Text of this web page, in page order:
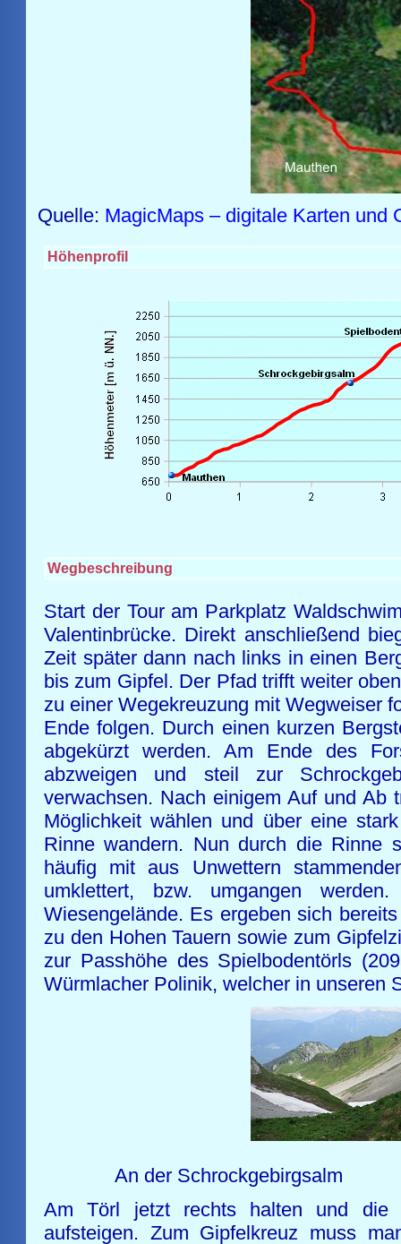
Quelle: MagicMaps – digitale Karten und
Höhenprofil
Wegbeschreibung
Start der Tour am Parkplatz
Valentinbrücke. Direkt anschließend
Zeit später dann nach links in einen
bis zum Gipfel. Der Pfad trifft weiter
zu einer Wegekreuzung mit Wegweiser
Ende folgen. Durch einen kurzen
abgekürzt werden. Am Ende des
abzweigen und steil zur
verwachsen. Nach einigem Auf und Ab
Möglichkeit wählen und über eine
Rinne wandern. Nun durch die Rinne
häufig mit aus Unwettern
umklettert, bzw. umgangen
Wiesengelände. Es ergeben sich
zu den Hohen Tauern sowie zum
zur Passhöhe des Spielbodentörls
Würmlacher Polinik, welcher in unseren
An der
Am Törl jetzt rechts halten und die
aufsteigen. Zum Gipfelkreuz muss